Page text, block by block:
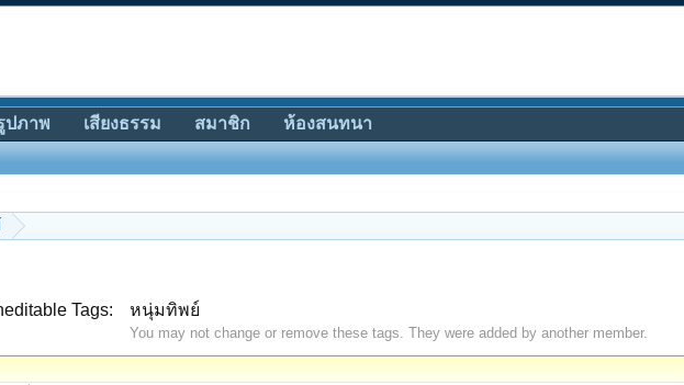
Tags: หนุ่มทิพย์
You may not change or remove these tags. They were added by another member.
ปภาพ เสียงธรรม สมาชิก ห้องสนทนา